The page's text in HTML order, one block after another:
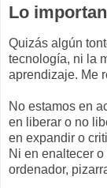
Lo
Quizás algún
tecnología, ni la
aprendizaje. Me
No estamos en
en liberar o no
en expandir o
Ni en enaltecer
ordenador,